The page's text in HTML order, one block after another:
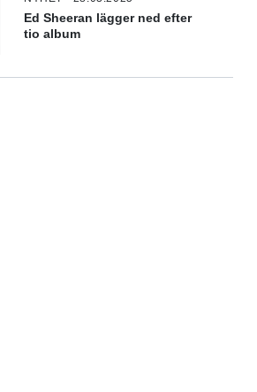
Ed Sheeran lägger ned efter
tio album